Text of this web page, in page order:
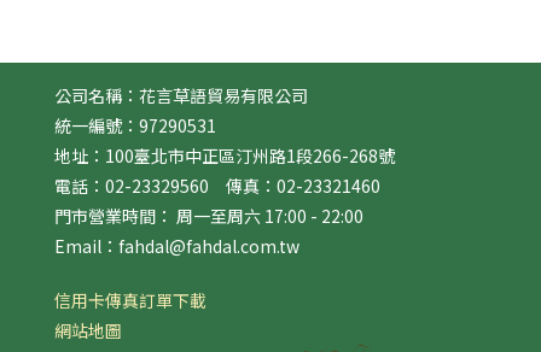
公司名稱：花言草語貿易有限公司
統一編號：97290531
地址：100臺北市中正區汀州路1段266-268號
電話：02-23329560 傳真：02-23321460
門市營業時間： 周一至周六 17:00 - 22:00
Email：fahdal@fahdal.com.tw
信用卡傳真訂單下載
網站地圖